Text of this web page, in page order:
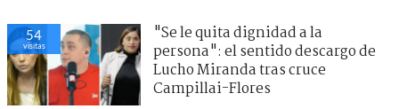
54
visitas
"Se le quita dignidad a la
persona": el sentido descargo de
Lucho Miranda tras cruce
Campillai-Flores